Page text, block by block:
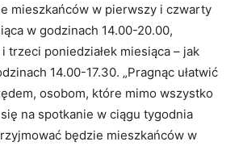
mieszkańców w pierwszy i czwarty
w godzinach 14.00-20.00,
trzeci poniedziałek miesiąca – jak
14.00-17.30. „Pragnąc ułatwić
osobom, które mimo wszystko
na spotkanie w ciągu tygodnia
będzie mieszkańców w